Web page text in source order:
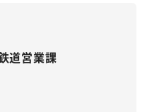
道営業課